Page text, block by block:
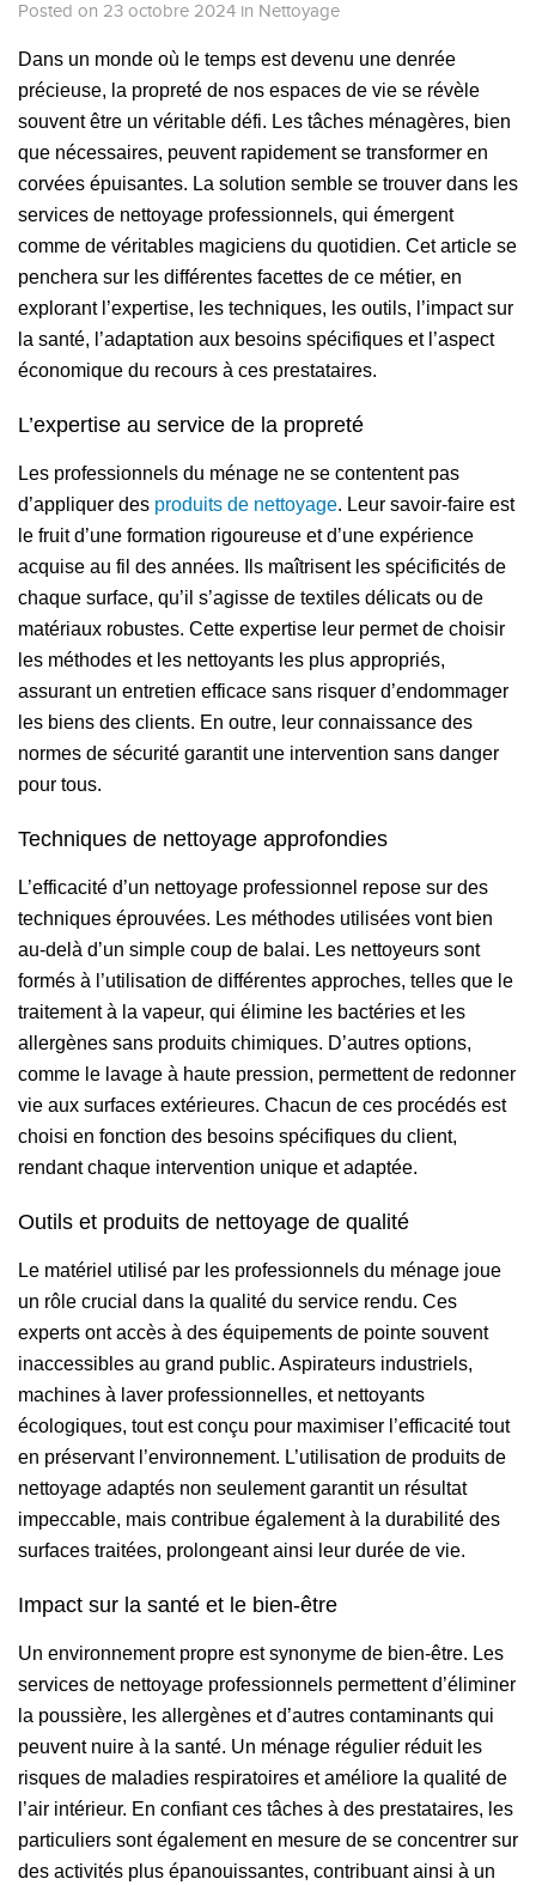
Posted on 23 octobre 2024 in Nettoyage
Dans un monde où le temps est devenu une denrée
précieuse, la propreté de nos espaces de vie se révèle
souvent être un véritable défi. Les tâches ménagères, bien
que nécessaires, peuvent rapidement se transformer en
corvées épuisantes. La solution semble se trouver dans les
services de nettoyage professionnels, qui émergent
comme de véritables magiciens du quotidien. Cet article se
penchera sur les différentes facettes de ce métier, en
explorant l’expertise, les techniques, les outils, l’impact sur
la santé, l’adaptation aux besoins spécifiques et l’aspect
économique du recours à ces prestataires.
L’expertise au service de la propreté
Les professionnels du ménage ne se contentent pas
d’appliquer des produits de nettoyage. Leur savoir-faire est
le fruit d’une formation rigoureuse et d’une expérience
acquise au fil des années. Ils maîtrisent les spécificités de
chaque surface, qu’il s’agisse de textiles délicats ou de
matériaux robustes. Cette expertise leur permet de choisir
les méthodes et les nettoyants les plus appropriés,
assurant un entretien efficace sans risquer d’endommager
les biens des clients. En outre, leur connaissance des
normes de sécurité garantit une intervention sans danger
pour tous.
Techniques de nettoyage approfondies
L’efficacité d’un nettoyage professionnel repose sur des
techniques éprouvées. Les méthodes utilisées vont bien
au-delà d’un simple coup de balai. Les nettoyeurs sont
formés à l’utilisation de différentes approches, telles que le
traitement à la vapeur, qui élimine les bactéries et les
allergènes sans produits chimiques. D’autres options,
comme le lavage à haute pression, permettent de redonner
vie aux surfaces extérieures. Chacun de ces procédés est
choisi en fonction des besoins spécifiques du client,
rendant chaque intervention unique et adaptée.
Outils et produits de nettoyage de qualité
Le matériel utilisé par les professionnels du ménage joue
un rôle crucial dans la qualité du service rendu. Ces
experts ont accès à des équipements de pointe souvent
inaccessibles au grand public. Aspirateurs industriels,
machines à laver professionnelles, et nettoyants
écologiques, tout est conçu pour maximiser l’efficacité tout
en préservant l’environnement. L’utilisation de produits de
nettoyage adaptés non seulement garantit un résultat
impeccable, mais contribue également à la durabilité des
surfaces traitées, prolongeant ainsi leur durée de vie.
Impact sur la santé et le bien-être
Un environnement propre est synonyme de bien-être. Les
services de nettoyage professionnels permettent d’éliminer
la poussière, les allergènes et d’autres contaminants qui
peuvent nuire à la santé. Un ménage régulier réduit les
risques de maladies respiratoires et améliore la qualité de
l’air intérieur. En confiant ces tâches à des prestataires, les
particuliers sont également en mesure de se concentrer sur
des activités plus épanouissantes, contribuant ainsi à un